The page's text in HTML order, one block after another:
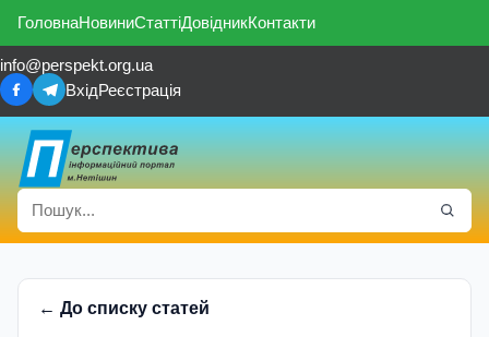
ГоловнаНовиниСтаттіДовідникКонтакти
info@perspekt.org.ua
ВхідРеєстрація
← До списку статей